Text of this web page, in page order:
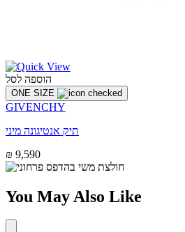
הוספה לסל
ONE SIZE
GIVENCHY
תיק אנטיגונה מיני
₪ 9,590
You May Also Like